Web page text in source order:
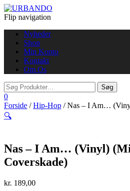
Flip navigation
Nyheder
Shop
Min Konto
Kontakt
Om Os
0
Forside /Hip-Hop / Nas – I Am…
🔍
Nas – I Am… (Vinyl)
Coverskade)
kr. 189,00